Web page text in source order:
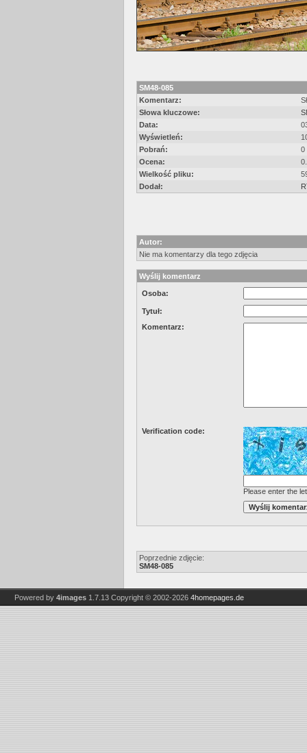
SM48-085
Komentarz:
Słowa kluczowe:
Data:
Wyświetleń:
Pobrań:
0
Ocena:
Wielkość pliku:
Dodał:
Autor:
Nie ma komentarzy dla tego zdjęcia
Wyślij komentarz
Osoba:
Tytuł:
Komentarz:
Verification code:
Please enter the
Poprzednie zdjęcie:
SM48-085
Powered by 4images 1.7.13 Copyright © 2002-2026 4homepages.de